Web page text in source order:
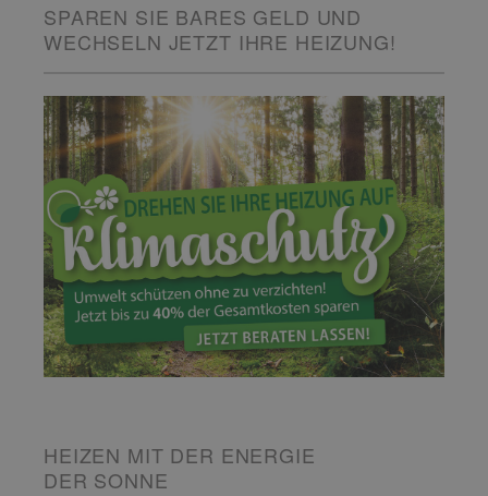
SPAREN SIE BARES GELD UND
WECHSELN JETZT IHRE HEIZUNG!
HEIZEN MIT DER ENERGIE
DER SONNE